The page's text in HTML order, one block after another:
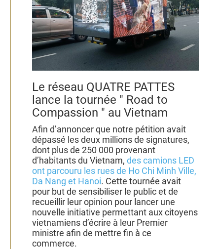
Le réseau QUATRE PATTES
lance la tournée " Road to
Compassion " au Vietnam
Afin d’annoncer que notre pétition avait
dépassé les deux millions de signatures,
dont plus de 250 000 provenant
d’habitants du Vietnam, des camions LED
ont parcouru les rues de Ho Chi Minh Ville,
Da Nang et Hanoi. Cette tournée avait
pour but de sensibiliser le public et de
recueillir leur opinion pour lancer une
nouvelle initiative permettant aux citoyens
vietnamiens d’écrire à leur Premier
ministre afin de mettre fin à ce
commerce.